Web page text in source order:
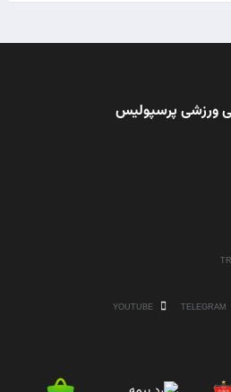
ورزشی پرسپولیس